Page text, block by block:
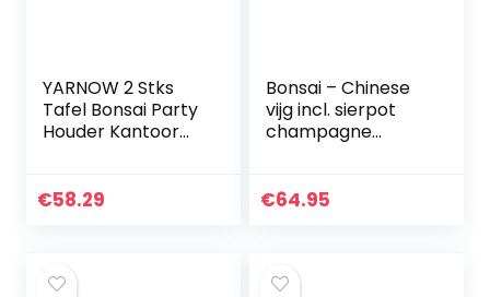
YARNOW 2 Stks
Tafel Bonsai Party
Houder Kantoor
Keramische
€58.29
Bonsai – Chinese
vijg incl. sierpot
champagne
cm
€64.95